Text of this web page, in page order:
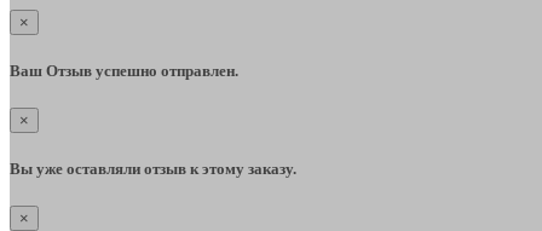
×
Ваш Отзыв успешно отправлен.
×
Вы уже оставляли отзыв к этому заказу.
×